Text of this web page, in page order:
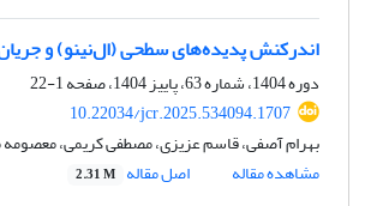
اندرکنش پدیده‌های سطحی (ال‌نینو) و
دوره 1404، شماره 63، پاییز 1404، صفحه
1-22
10.22034/jcr.2025.534094.1707
بهرام آصفی، قاسم عزیزی، مصطفی کریمی،
مشاهده مقاله
اصل مقاله 2.31 M